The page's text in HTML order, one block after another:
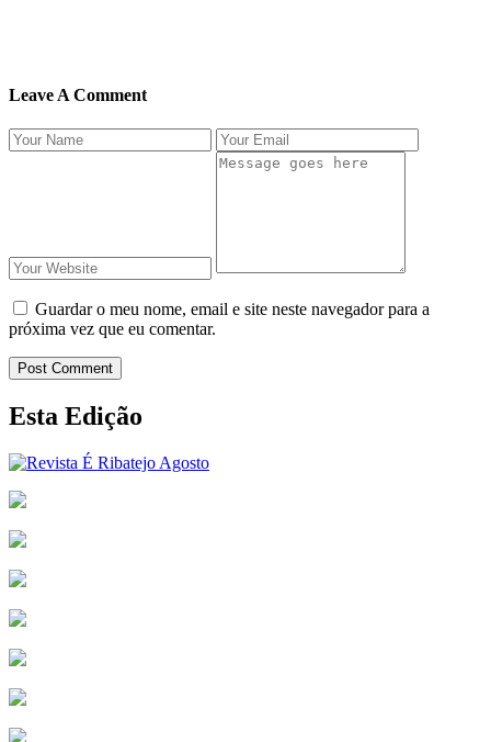
Leave A Comment
Guardar o meu nome, email e site neste navegador para a
próxima vez que eu comentar.
Post Comment
Esta Edição